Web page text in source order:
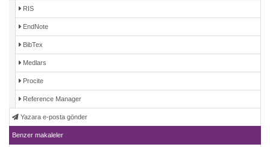
RIS
EndNote
BibTex
Medlars
Procite
Reference Manager
Yazara e-posta gönder
Benzer makaleler